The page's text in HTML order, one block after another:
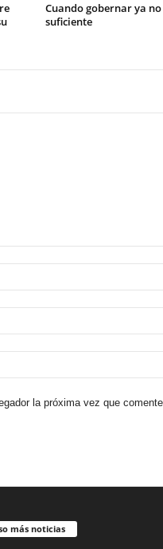
Cuando gobernar ya no
suficiente
la próxima vez que
más noticias